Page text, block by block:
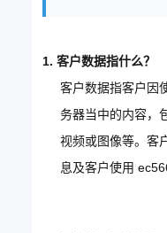
1. 客户数据指什么？
客户数据指客户因
务器当中的内容，
视频或图像等。客
息及客户使用